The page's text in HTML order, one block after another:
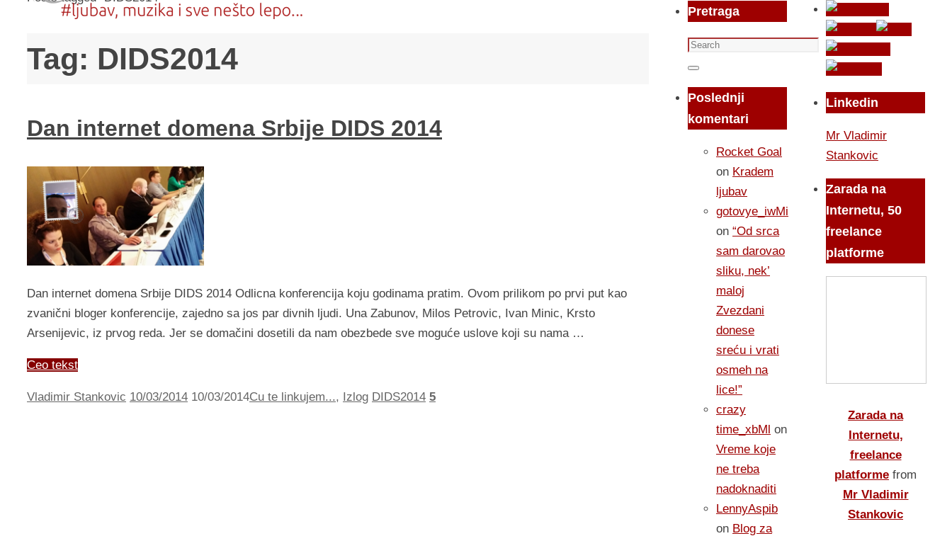
Tag: DIDS2014
Dan internet domena Srbije DIDS 2014
Dan internet domena Srbije DIDS 2014 Odlicna konferencija koju godinama pratim. Ovom prilikom po prvi put kao
zvanični bloger konferencije, zajedno sa jos par divnih ljudi. Una Zabunov, Milos Petrovic, Ivan Minic, Krsto
Arsenijevic, iz prvog reda. Jer se domačini dosetili da nam obezbede sve moguće uslove koji su nama …
Ceo tekst
Vladimir Stankovic 10/03/2014 10/03/2014Cu te linkujem..., Izlog DIDS2014 5
Pretraga
Search
for:
Search
Poslednji
komentari
Rocket Goal
on Kradem
ljubav
gotovye_iwMi
on “Od srca
sam darovao
sliku, nek’
maloj
Zvezdani
donese
sreću i vrati
osmeh na
lice!”
crazy
time_xbMl on
Vreme koje
ne treba
nadoknaditi
LennyAspib
on Blog za
Linkedin
Mr Vladimir
Stankovic
Zarada na
Internetu, 50
freelance
platforme
Zarada na
Internetu,
freelance
platforme from
Mr Vladimir
Stankovic